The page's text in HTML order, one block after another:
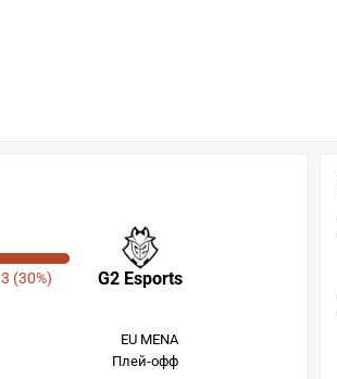
G2 Esports
3 (30%)
EU MENA
Плей-офф